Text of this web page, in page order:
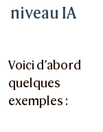
niveau IA
Voici d’abord
quelques
exemples :